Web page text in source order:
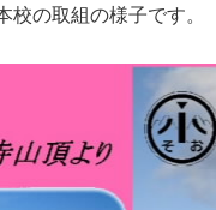
校の取組の様子です。